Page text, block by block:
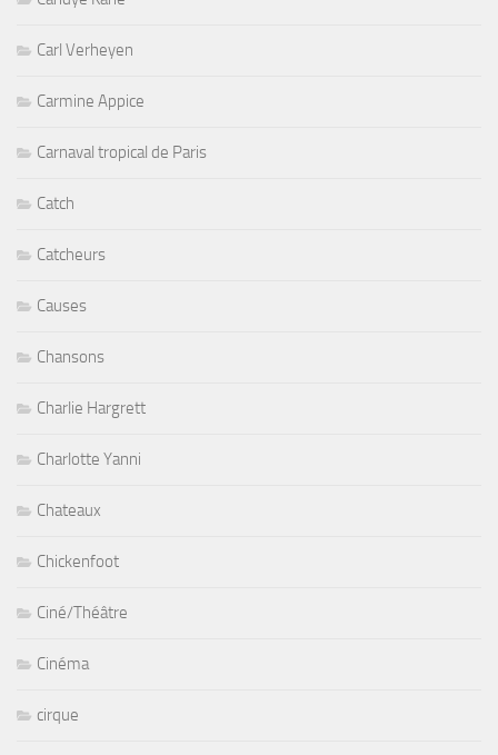
Carl Verheyen
Carmine Appice
Carnaval tropical de Paris
Catch
Catcheurs
Causes
Chansons
Charlie Hargrett
Charlotte Yanni
Chateaux
Chickenfoot
Ciné/Théâtre
Cinéma
cirque